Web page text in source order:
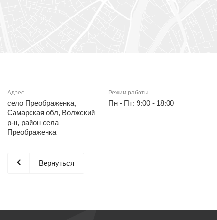
Адрес
село Преображенка,
Самарская обл, Волжский
р-н, район села
Преображенка
Режим работы
Пн - Пт: 9:00 - 18:00
Вернуться